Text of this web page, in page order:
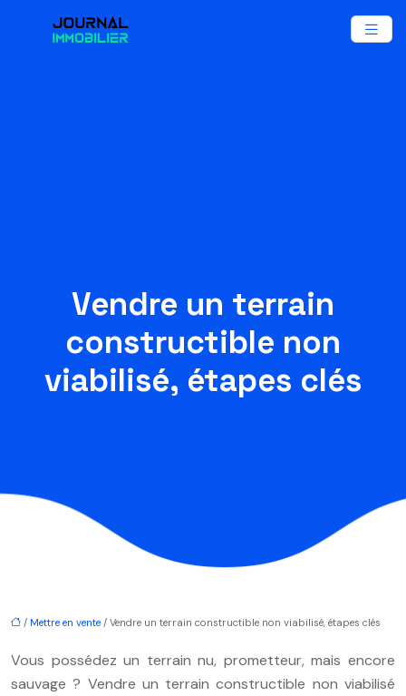
Vendre un terrain
constructible non
viabilisé, étapes clés
/ Mettre en vente / Vendre un terrain constructible non viabilisé, étapes clés
Vous possédez un terrain nu, prometteur, mais encore
sauvage ? Vendre un terrain constructible non viabilisé